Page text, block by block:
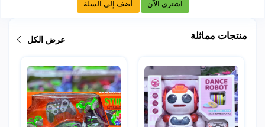
اشتري الآن أضف إلى السلة
منتجات مماثلة عرض الكل